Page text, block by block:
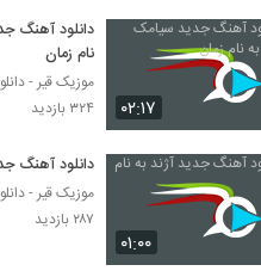
موزیک زیبای خانواده از
amir ali Bayad Beri
۳۴۴ بازدید
دانلود آهنگ محمد یعقوبی
۰۲:۱۷
دانلود آهنگ
نام زمان
موزیک قیر -
۳۲۴ بازدید
۰۱:۰۰
دانلود آهنگ
موزیک قیر -
۲۸۷ بازدید